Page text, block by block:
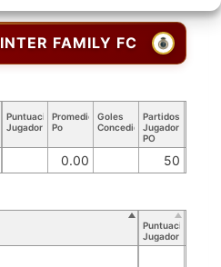
INTER FAMILY FC
Puntuación
Jugador
Promedio
Po
Goles
Concedidos
Partidos
Jugador
PO
0.00 50
Puntuación
Jugador